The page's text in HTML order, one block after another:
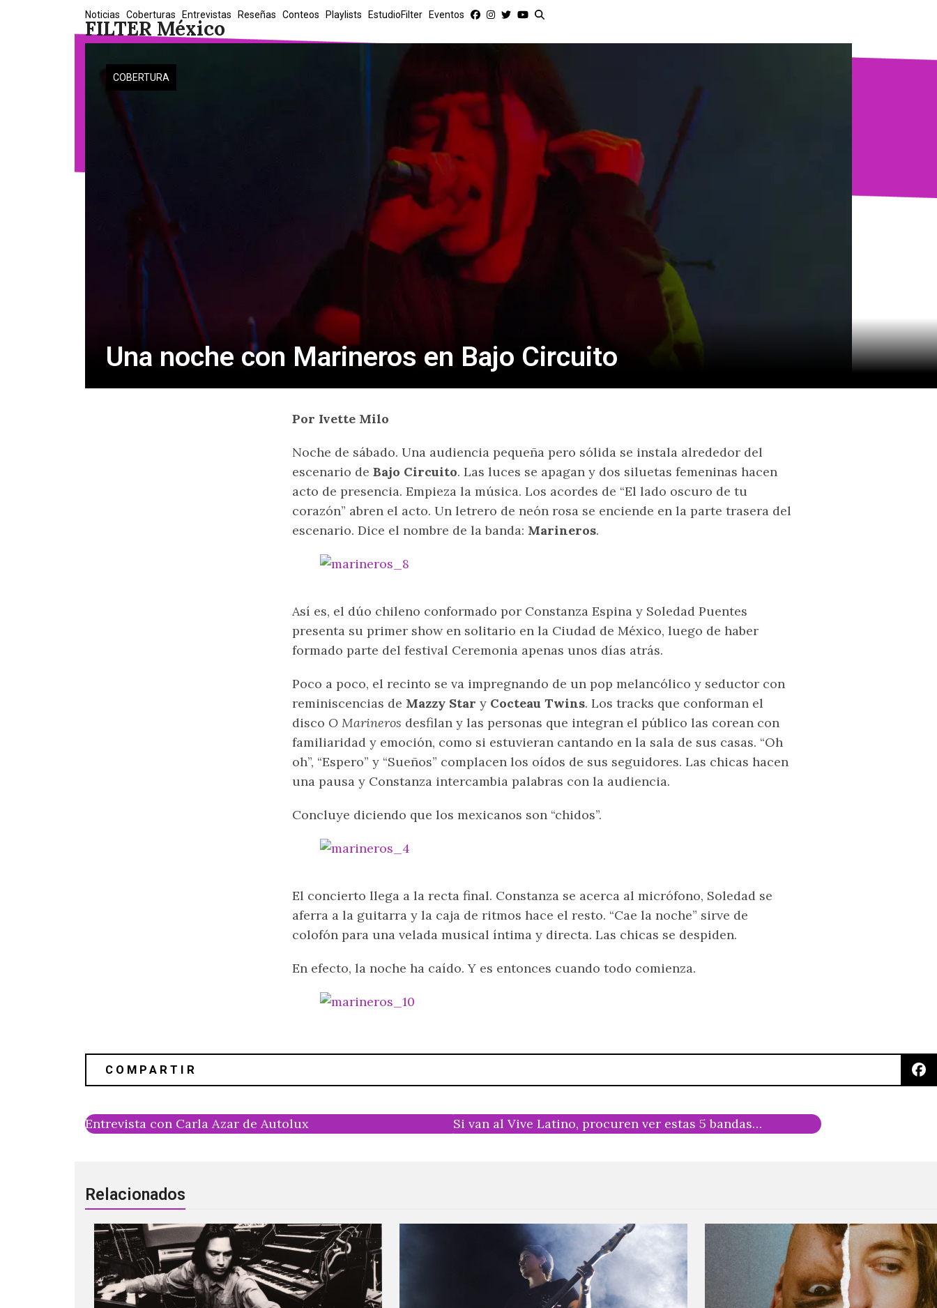
FILTER México
Noticias Coberturas Entrevistas Reseñas Conteos Playlists EstudioFilter Eventos
COBERTURA
Una noche con Marineros en Bajo Circuito
Por Ivette Milo
Noche de sábado. Una audiencia pequeña pero sólida se instala alrededor del
escenario de Bajo Circuito. Las luces se apagan y dos siluetas femeninas hacen
acto de presencia. Empieza la música. Los acordes de “El lado oscuro de tu
corazón” abren el acto. Un letrero de neón rosa se enciende en la parte trasera del
escenario. Dice el nombre de la banda: Marineros.
Así es, el dúo chileno conformado por Constanza Espina y Soledad Puentes
presenta su primer show en solitario en la Ciudad de México, luego de haber
formado parte del festival Ceremonia apenas unos días atrás.
Poco a poco, el recinto se va impregnando de un pop melancólico y seductor con
reminiscencias de Mazzy Star y Cocteau Twins. Los tracks que conforman el
disco O Marineros desfilan y las personas que integran el público las corean con
familiaridad y emoción, como si estuvieran cantando en la sala de sus casas. “Oh
oh”, “Espero” y “Sueños” complacen los oídos de sus seguidores. Las chicas hacen
una pausa y Constanza intercambia palabras con la audiencia.
Concluye diciendo que los mexicanos son “chidos”.
El concierto llega a la recta final. Constanza se acerca al micrófono, Soledad se
aferra a la guitarra y la caja de ritmos hace el resto. “Cae la noche” sirve de
colofón para una velada musical íntima y directa. Las chicas se despiden.
En efecto, la noche ha caído. Y es entonces cuando todo comienza.
Entrevista con Carla Azar de Autolux Si van al Vive Latino, procuren ver estas 5 bandas…
Relacionados